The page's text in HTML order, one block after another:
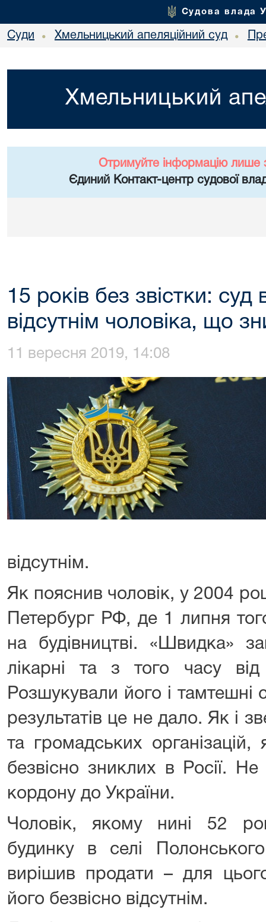
Судова влада
Суди • Хмельницький апеляційний суд •
Хмельницький
Отримуйте інформацію лише
Єдиний Контакт-центр судової
15 років без звістки: суд
відсутнім чоловіка, що
11 вересня 2019, 14:08
відсутнім.
Як пояснив чоловік, у 2004
Петербург РФ, де 1 липня
на будівництві. «Швидка»
лікарні та з того часу
Розшукували його і тамтешні
результатів це не дало. Як і
та громадських
безвісно зниклих в Росії. Не
кордону до України.
Чоловік, якому нині 52
будинку в селі
вирішив продати – для
його безвісно відсутнім.